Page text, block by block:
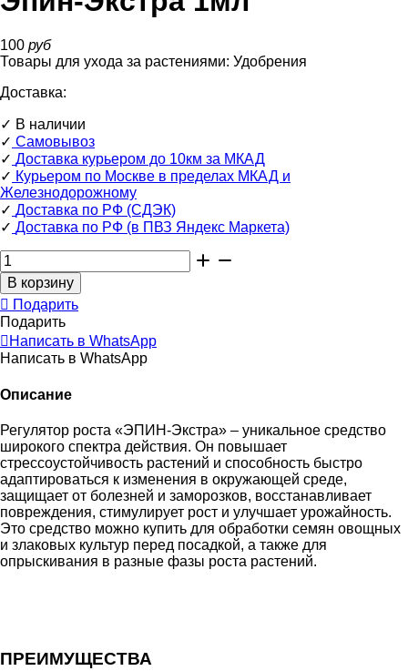
100 руб
Товары для ухода за растениями: Удобрения
Доставка:
✓ В наличии
✓ Самовывоз
✓ Доставка курьером до 10км за МКАД
✓ Курьером по Москве в пределах МКАД и
Железнодорожному
✓ Доставка по РФ (СДЭК)
✓ Доставка по РФ (в ПВЗ Яндекс Маркета)
Подарить
Подарить
Написать в WhatsApp
Написать в WhatsApp
Описание
Регулятор роста «ЭПИН-Экстра» – уникальное средство
широкого спектра действия. Он повышает
стрессоустойчивость растений и способность быстро
адаптироваться к изменения в окружающей среде,
защищает от болезней и заморозков, восстанавливает
повреждения, стимулирует рост и улучшает урожайность.
Это средство можно купить для обработки семян овощных
и злаковых культур перед посадкой, а также для
опрыскивания в разные фазы роста растений.
ПРЕИМУЩЕСТВА